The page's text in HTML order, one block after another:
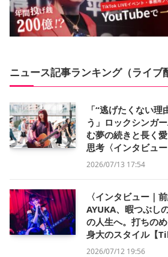
ニュース記事ランキング（ライブ
「“逃げたくない
う」ロックシンガ
む夢の続きと長く
思考〈インタビュー
2026/07/13 17:54
〈インタビュー｜
AYUKA、暇つぶし
の人生へ。打ちの
身大のスタイル【
2026/07/12 19:56